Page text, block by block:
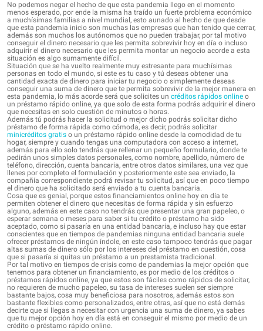
No podemos negar el hecho de que esta pandemia llego en el momento
menos esperado, por ende la misma ha traído un fuerte problema económico
a muchísimas familias a nivel mundial, esto aunado al hecho de que desde
que esta pandemia inicio son muchas las empresas que han tenido que cerrar,
además son muchos los autónomos que no pueden trabajar, por tal motivo
conseguir el dinero necesario que les permita sobrevivir hoy en día o incluso
adquirir el dinero necesario que les permita montar un negocio acorde a esta
situación es algo sumamente difícil.
Situación que se ha vuelto realmente muy estresante para muchísimas
personas en todo el mundo, si este es tu caso y tú deseas obtener una
cantidad exacta de dinero para iniciar tu negocio o simplemente deseas
conseguir una suma de dinero que te permita sobrevivir de la mejor manera en
esta pandemia, lo más acorde será que solicites un créditos rápidos online o
un préstamo rápido online, ya que solo de esta forma podrás adquirir el dinero
que necesitas en solo cuestión de minutos o horas.
Además tú podrás hacer la solicitud o mejor dicho podrás solicitar dicho
préstamo de forma rápida como cómoda, es decir, podrás solicitar
minicréditos gratis o un préstamo rápido online desde la comodidad de tu
hogar, siempre y cuando tengas una computadora con acceso a internet,
además para ello solo tendrás que rellenar un pequeño formulario, donde te
pedirán unos simples datos personales, como nombre, apellido, número de
teléfono, dirección, cuenta bancaria, entre otros datos similares, una vez que
llenes por completo el formulación y posteriormente este sea enviado, la
compañía correspondiente podrá revisar tu solicitud, así que en poco tiempo
el dinero que ha solicitado será enviado a tu cuenta bancaria.
Cosa que es genial, porque estos financiamientos online hoy en día te
permiten obtener el dinero que necesitas de forma rápida y sin esfuerzo
alguno, además en este caso no tendrás que presentar una gran papeleo, o
esperar semana o meses para saber si tu crédito o préstamo ha sido
aceptado, como si pasaría en una entidad bancaria, e incluso hay que estar
conscientes que en tiempos de pandemias ninguna entidad bancaria suele
ofrecer préstamos de ningún índole, en este caso tampoco tendrás que pagar
altas sumas de dinero sólo por los intereses del préstamo en cuestión, cosa
que si pasaría si quitas un préstamo a un prestamista tradicional.
Por tal motivo en tiempos de crisis como de pandemias la mejor opción que
tenemos para obtener un financiamiento, es por medio de los créditos o
préstamos rápidos online, ya que estos son fáciles como rápidos de solicitar,
no requieren de mucho papeleo, su tasa de intereses suelen ser siempre
bastante bajos, cosa muy beneficiosa para nosotros, además estos son
bastante flexibles como personalizados, entre otras, así que no está demás
decirte que si llegas a necesitar con urgencia una suma de dinero, ya sabes
que tu mejor opción hoy en día está en conseguir el mismo por medio de un
crédito o préstamo rápido online.